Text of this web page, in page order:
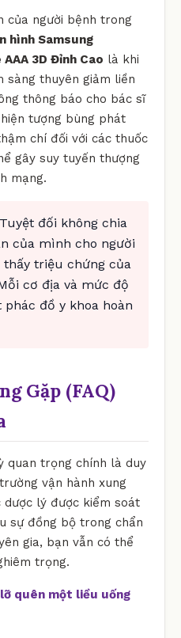
của người bệnh trong
hình Samsung
3D Đỉnh Cao là khi
sàng thuyên giảm liền
thông báo cho bác sĩ
tượng bùng phát
chí đối với các thuốc
gây suy tuyến thượng
mạng.
Tuyệt đối không chia
của mình cho người
triệu chứng của
cơ địa và mức độ
đồ y khoa hoàn
Gặp (FAQ)
quan trọng chính là duy
vận hành xung
dược lý được kiểm soát
sự đồng bộ trong chẩn
gia, bạn vẫn có thể
trọng.
quên một liều uống